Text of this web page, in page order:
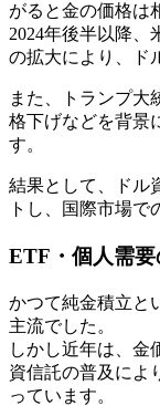
がると金の価格は
2024年後半以降、
の拡大により、ド
また、トランプ大
格下げなどを背景
す。
結果として、
ドル
ト し、国際市場で
ETF・個人需
かつて純金積立と
主流でした。
しかし近年は、金
資信託の普及によ
っています。